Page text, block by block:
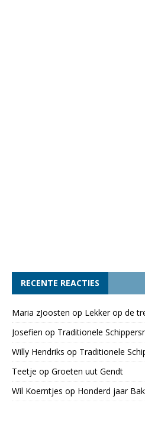
RECENTE REACTIES
Maria zJoosten op Lekker op de
Josefien op Traditionele
Willy Hendriks op Traditionele
Teetje op Groeten uut Gendt
Wil Koerntjes op Honderd jaar